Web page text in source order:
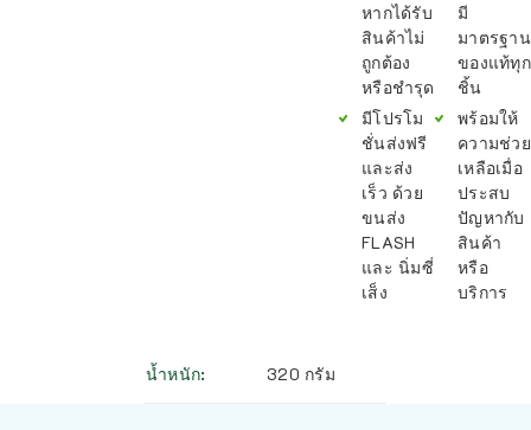
หากได้รับ
สินค้าไม่
ถูกต้อง
หรือชำรุด
มีโปรโม
ชั่นส่งฟรี
และส่ง
เร็ว ด้วย
ขนส่ง
FLASH
และ นิ่มซี่
เส็ง
มี
มาตรฐาน
ของแท้ทุก
ชิ้น
พร้อมให้
ความช่วย
เหลือเมื่อ
ประสบ
ปัญหากับ
สินค้า
หรือ
บริการ
น้ำหนัก 320 กรัม